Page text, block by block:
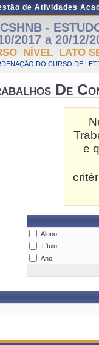
de Atividades
-
2017 a 20/12/
NÍVEL LATO
DO CURSO DE
De
e
Aluno:
Título:
Ano: